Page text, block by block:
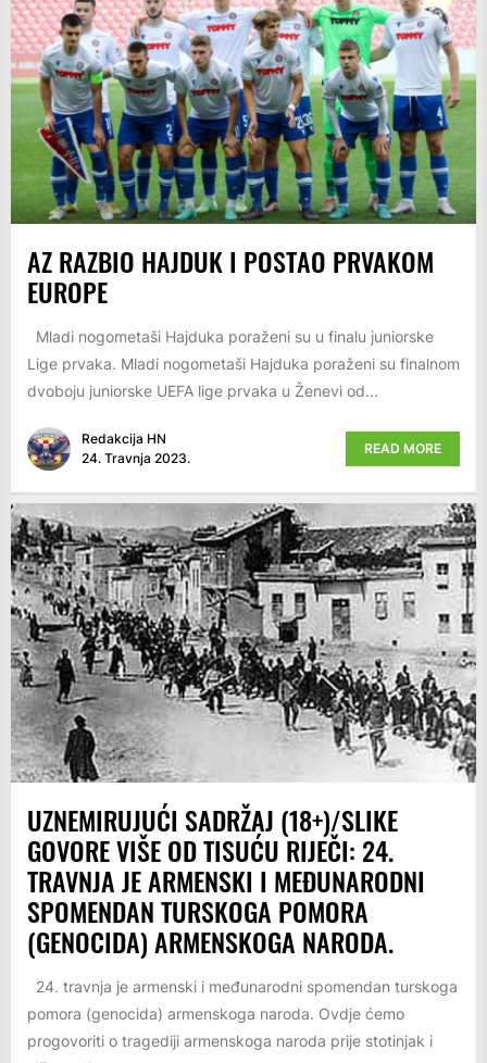
AZ RAZBIO HAJDUK I POSTAO PRVAKOM
EUROPE
Mladi nogometaši Hajduka poraženi su u finalu juniorske
Lige prvaka. Mladi nogometaši Hajduka poraženi su finalnom
dvoboju juniorske UEFA lige prvaka u Ženevi od...
Redakcija HN
24. Travnja 2023.
READ MORE
UZNEMIRUJUĆI SADRŽAJ (18+)/SLIKE
GOVORE VIŠE OD TISUĆU RIJEČI: 24.
TRAVNJA JE ARMENSKI I MEĐUNARODNI
SPOMENDAN TURSKOGA POMORA
(GENOCIDA) ARMENSKOGA NARODA.
24. travnja je armenski i međunarodni spomendan turskoga
pomora (genocida) armenskoga naroda. Ovdje ćemo
progovoriti o tragediji armenskoga naroda prije stotinjak i